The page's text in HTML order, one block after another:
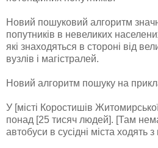
Новий пошуковий алгоритм
попутників в невеликих
які знаходяться в стороні від
вузлів і магістралей.
Новий алгоритм пошуку на
У [місті Коростишів
понад [25 тисяч людей]. [Там
автобуси в сусідні міста ходять